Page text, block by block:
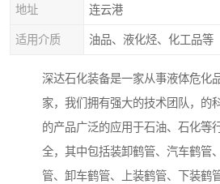
地址 连云港
适用介质 油品、液化烃、化工品等
深达石化装备是一家从事液体危化
家，我们拥有强大的技术团队，的
的产品广泛的应用于石油、石化等
全，其中包括装卸鹤管、汽车鹤管
管、卸车鹤管、上装鹤管、下装鹤